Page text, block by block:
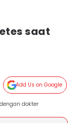
saat
Add Us on Google
dokter